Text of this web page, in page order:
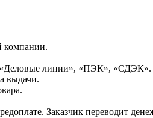
компании.
линии», «ПЭК», «СДЭК».
выдачи.
Заказчик переводит